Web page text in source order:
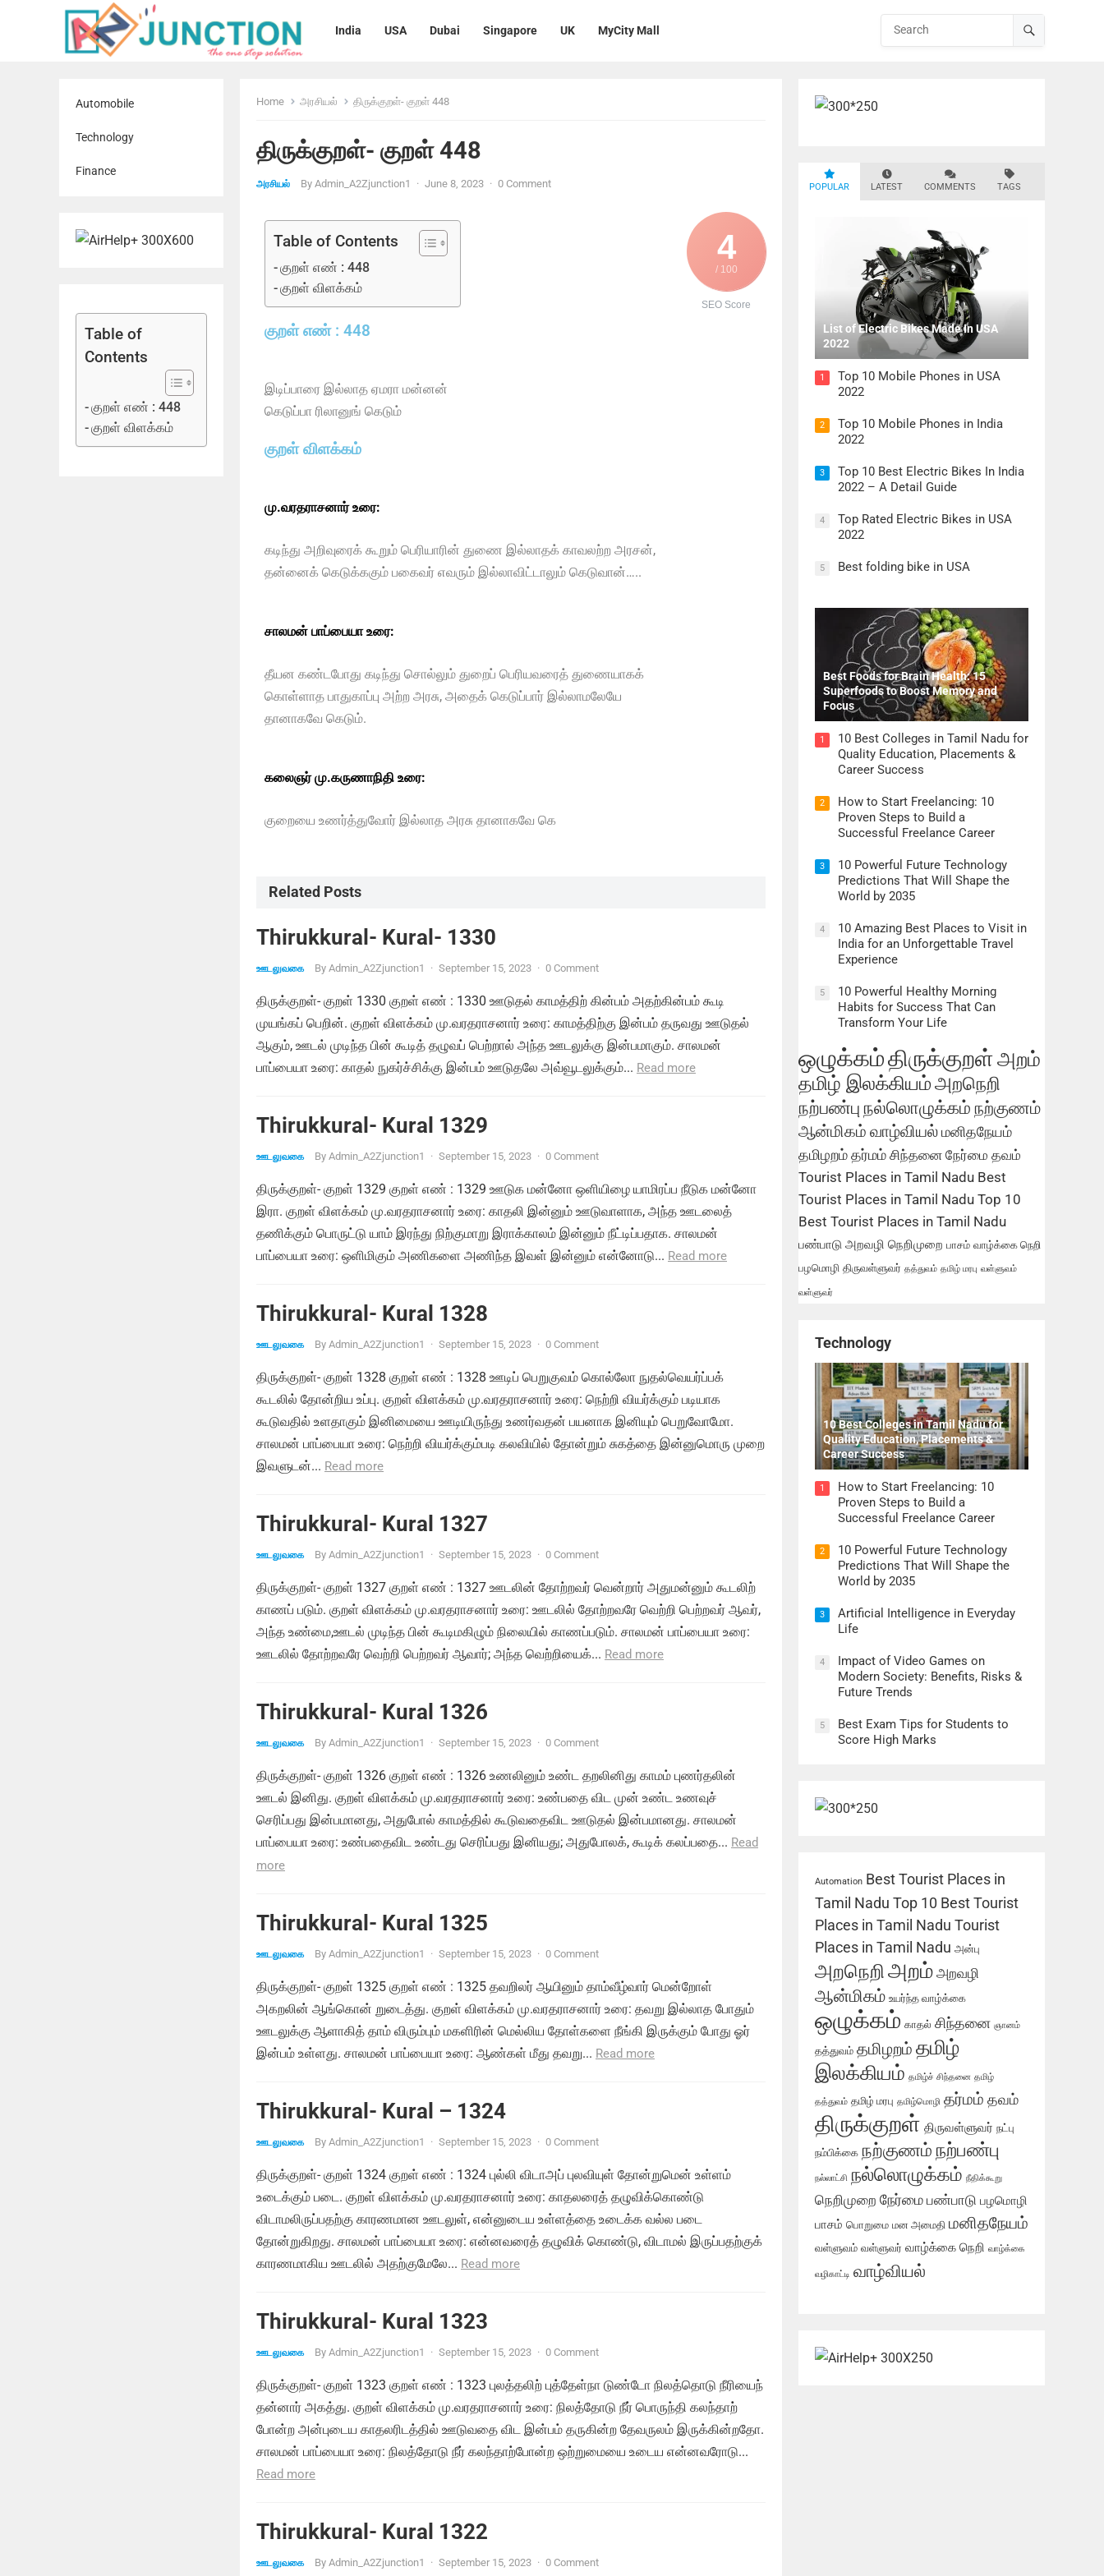
India USA Dubai Singapore UK MyCity Mall
Automobile
Technology
Finance
Table of
Contents
குறள் எண் : 448
குறள் விளக்கம்
Home அரசியல் திருக்குறள்- குறள் 448
திருக்குறள்- குறள் 448
அரசியல் By Admin_A2Zjunction1 · June 8, 2023 · 0 Comment
4
/ 100
SEO Score
Table of Contents
குறள் எண் : 448
குறள் விளக்கம்
குறள் எண் : 448
இடிப்பாரை இல்லாத ஏமரா மன்னன்
கெடுப்பா ரிலானுங் கெடும்
குறள் விளக்கம்
மு.வரதராசனார் உரை:
கடிந்து அறிவுரைக் கூறும் பெரியாரின் துணை இல்லாதக் காவலற்ற அரசன்,
தன்னைக் கெடுக்ககும் பகைவர் எவரும் இல்லாவிட்டாலும் கெடுவான்…..
சாலமன் பாப்பையா உரை:
தீயன கண்டபோது கடிந்து சொல்லும் துறைப் பெரியவரைத் துணையாகக்
கொள்ளாத பாதுகாப்பு அற்ற அரசு, அதைக் கெடுப்பார் இல்லாமலேயே
தானாகவே கெடும்.
கலைஞர் மு.கருணாநிதி உரை:
குறையை உணர்த்துவோர் இல்லாத அரசு தானாகவே கெ
Related Posts
Thirukkural- Kural- 1330
ஊடலுவகை By Admin_A2Zjunction1 · September 15, 2023 · 0 Comment
திருக்குறள்- குறள் 1330 குறள் எண் : 1330 ஊடுதல் காமத்திற் கின்பம் அதற்கின்பம் கூடி
முயங்கப் பெறின். குறள் விளக்கம் மு.வரதராசனார் உரை: காமத்திற்கு இன்பம் தருவது ஊடுதல்
ஆகும், ஊடல் முடிந்த பின் கூடித் தழுவப் பெற்றால் அந்த ஊடலுக்கு இன்பமாகும். சாலமன்
பாப்பையா உரை: காதல் நுகர்ச்சிக்கு இன்பம் ஊடுதலே அவ்வூடலுக்கும்... Read more
Thirukkural- Kural 1329
ஊடலுவகை By Admin_A2Zjunction1 · September 15, 2023 · 0 Comment
திருக்குறள்- குறள் 1329 குறள் எண் : 1329 ஊடுக மன்னோ ஒளியிழை யாமிரப்ப நீடுக மன்னோ
இரா. குறள் விளக்கம் மு.வரதராசனார் உரை: காதலி இன்னும் ஊடுவாளாக, அந்த ஊடலைத்
தணிக்கும் பொருட்டு யாம் இரந்து நிற்குமாறு இராக்காலம் இன்னும் நீட்டிப்பதாக. சாலமன்
பாப்பையா உரை: ஒளிமிகும் அணிகளை அணிந்த இவள் இன்னும் என்னோடு... Read more
Thirukkural- Kural 1328
ஊடலுவகை By Admin_A2Zjunction1 · September 15, 2023 · 0 Comment
திருக்குறள்- குறள் 1328 குறள் எண் : 1328 ஊடிப் பெறுகுவம் கொல்லோ நுதல்வெயர்ப்பக்
கூடலில் தோன்றிய உப்பு. குறள் விளக்கம் மு.வரதராசனார் உரை: நெற்றி வியர்க்கும் படியாக
கூடுவதில் உளதாகும் இனிமையை ஊடியிருந்து உணர்வதன் பயனாக இனியும் பெறுவோமோ.
சாலமன் பாப்பையா உரை: நெற்றி வியர்க்கும்படி கலவியில் தோன்றும் சுகத்தை இன்னுமொரு முறை
இவளுடன்... Read more
Thirukkural- Kural 1327
ஊடலுவகை By Admin_A2Zjunction1 · September 15, 2023 · 0 Comment
திருக்குறள்- குறள் 1327 குறள் எண் : 1327 ஊடலின் தோற்றவர் வென்றார் அதுமன்னும் கூடலிற்
காணப் படும். குறள் விளக்கம் மு.வரதராசனார் உரை: ஊடலில் தோற்றவரே வெற்றி பெற்றவர் ஆவர்,
அந்த உண்மை,ஊடல் முடிந்த பின் கூடிமகிழும் நிலையில் காணப்படும். சாலமன் பாப்பையா உரை:
ஊடலில் தோற்றவரே வெற்றி பெற்றவர் ஆவார்; அந்த வெற்றியைக்... Read more
Thirukkural- Kural 1326
ஊடலுவகை By Admin_A2Zjunction1 · September 15, 2023 · 0 Comment
திருக்குறள்- குறள் 1326 குறள் எண் : 1326 உணலினும் உண்ட தறலினிது காமம் புணர்தலின்
ஊடல் இனிது. குறள் விளக்கம் மு.வரதராசனார் உரை: உண்பதை விட முன் உண்ட உணவுச்
செரிப்பது இன்பமானது, அதுபோல் காமத்தில் கூடுவதைவிட ஊடுதல் இன்பமானது. சாலமன்
பாப்பையா உரை: உண்பதைவிட உண்டது செரிப்பது இனியது; அதுபோலக், கூடிக் கலப்பதை... Read
more
Thirukkural- Kural 1325
ஊடலுவகை By Admin_A2Zjunction1 · September 15, 2023 · 0 Comment
திருக்குறள்- குறள் 1325 குறள் எண் : 1325 தவறிலர் ஆயினும் தாம்வீழ்வார் மென்றோள்
அகறலின் ஆங்கொன் றுடைத்து. குறள் விளக்கம் மு.வரதராசனார் உரை: தவறு இல்லாத போதும்
ஊடலுக்கு ஆளாகித் தாம் விரும்பும் மகளிரின் மெல்லிய தோள்களை நீங்கி இருக்கும் போது ஓர்
இன்பம் உள்ளது. சாலமன் பாப்பையா உரை: ஆண்கள் மீது தவறு... Read more
Thirukkural- Kural – 1324
ஊடலுவகை By Admin_A2Zjunction1 · September 15, 2023 · 0 Comment
திருக்குறள்- குறள் 1324 குறள் எண் : 1324 புல்லி விடாஅப் புலவியுள் தோன்றுமென் உள்ளம்
உடைக்கும் படை. குறள் விளக்கம் மு.வரதராசனார் உரை: காதலரைத் தழுவிக்கொண்டு
விடாமலிருப்பதற்கு காரணமான ஊடலுள், என்னுடைய உள்ளத்தை உடைக்க வல்ல படை
தோன்றுகிறது. சாலமன் பாப்பையா உரை: என்னவரைத் தழுவிக் கொண்டு, விடாமல் இருப்பதற்குக்
காரணமாகிய ஊடலில் அதற்குமேலே... Read more
Thirukkural- Kural 1323
ஊடலுவகை By Admin_A2Zjunction1 · September 15, 2023 · 0 Comment
திருக்குறள்- குறள் 1323 குறள் எண் : 1323 புலத்தலிற் புத்தேள்நா டுண்டோ நிலத்தொடு நீரியைந்
தன்னார் அகத்து. குறள் விளக்கம் மு.வரதராசனார் உரை: நிலத்தோடு நீர் பொருந்தி கலந்தாற்
போன்ற அன்புடைய காதலரிடத்தில் ஊடுவதை விட இன்பம் தருகின்ற தேவருலம் இருக்கின்றதோ.
சாலமன் பாப்பையா உரை: நிலத்தோடு நீர் கலந்தாற்போன்ற ஒற்றுமையை உடைய என்னவரோடு...
Read more
Thirukkural- Kural 1322
ஊடலுவகை By Admin_A2Zjunction1 · September 15, 2023 · 0 Comment
POPULAR LATEST COMMENTS TAGS
List of Electric Bikes Made In USA
2022
1
Top 10 Mobile Phones in USA
2022
2
Top 10 Mobile Phones in India
2022
3
Top 10 Best Electric Bikes In India
2022 – A Detail Guide
4
Top Rated Electric Bikes in USA
2022
5 Best folding bike in USA
Best Foods for Brain Health: 15
Superfoods to Boost Memory and
Focus
1
10 Best Colleges in Tamil Nadu for
Quality Education, Placements &
Career Success
2
How to Start Freelancing: 10
Proven Steps to Build a
Successful Freelance Career
3
10 Powerful Future Technology
Predictions That Will Shape the
World by 2035
4
10 Amazing Best Places to Visit in
India for an Unforgettable Travel
Experience
5
10 Powerful Healthy Morning
Habits for Success That Can
Transform Your Life
ஒழுக்கம்திருக்குறள்அறம்
தமிழ் இலக்கியம்அறநெறி
நற்பண்பு நல்லொழுக்கம் நற்குணம்
ஆன்மிகம் வாழ்வியல்மனிதநேயம்
தமிழறம்தர்மம் சிந்தனை நேர்மை தவம்
Tourist Places in Tamil Nadu Best
Tourist Places in Tamil Nadu Top 10
Best Tourist Places in Tamil Nadu
பண்பாடு அறவழி நெறிமுறை பாசம் வாழ்க்கை நெறி
பழமொழி திருவள்ளுவர் தத்துவம் தமிழ் மரபு வள்ளுவம்
வள்ளுவர்
Technology
10 Best Colleges in Tamil Nadu for
Quality Education, Placements &
Career Success
1
How to Start Freelancing: 10
Proven Steps to Build a
Successful Freelance Career
2
10 Powerful Future Technology
Predictions That Will Shape the
World by 2035
3
Artificial Intelligence in Everyday
Life
4
Impact of Video Games on
Modern Society: Benefits, Risks &
Future Trends
5
Best Exam Tips for Students to
Score High Marks
Automation Best Tourist Places in
Tamil Nadu Top 10 Best Tourist
Places in Tamil Nadu Tourist
Places in Tamil Nadu அன்பு
அறநெறிஅறம் அறவழி
ஆன்மிகம் உயர்ந்த வாழ்க்கை
ஒழுக்கம் காதல் சிந்தனை ஞானம்
தத்துவம் தமிழறம் தமிழ்
இலக்கியம் தமிழ்ச் சிந்தனை தமிழ்
தத்துவம் தமிழ் மரபு தமிழ்மொழி தர்மம் தவம்
திருக்குறள் திருவள்ளுவர் நட்பு
நம்பிக்கை நற்குணம் நற்பண்பு
நல்லாட்சி நல்லொழுக்கம் நீதிக்கூறு
நெறிமுறை நேர்மை பண்பாடு பழமொழி
பாசம் பொறுமை மன அமைதி மனிதநேயம்
வள்ளுவம் வள்ளுவர் வாழ்க்கை நெறி வாழ்க்கை
வழிகாட்டி வாழ்வியல்